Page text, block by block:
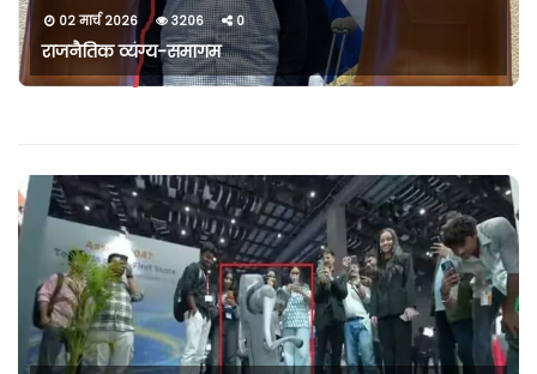
02 मार्च 2026 3206 0
राजनैतिक व्यंग्य-समागम